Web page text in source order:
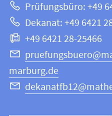
Website
und
Informatik
Prüfungsbüro: +49
Dekanat: +49 6421
+49 6421 28-25466
marburg.de